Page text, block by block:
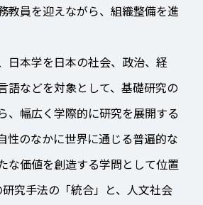
教員を迎えながら、組織整備を進
日本学を日本の社会、政治、経
語などを対象として、基礎研究の
、幅広く学際的に研究を展開する
性のなかに世界に通じる普遍的な
な価値を創造する学問として位置
究手法の「統合」と、人文社会